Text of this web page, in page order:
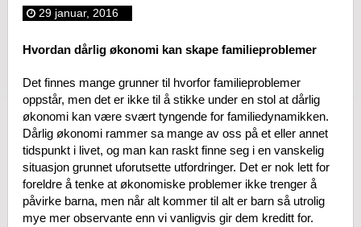
29 januar, 2016
Hvordan dårlig økonomi kan skape familieproblemer
Det finnes mange grunner til hvorfor familieproblemer
oppstår, men det er ikke til å stikke under en stol at dårlig
økonomi kan være svært tyngende for familiedynamikken.
Dårlig økonomi rammer sa mange av oss på et eller annet
tidspunkt i livet, og man kan raskt finne seg i en vanskelig
situasjon grunnet uforutsette utfordringer. Det er nok lett for
foreldre å tenke at økonomiske problemer ikke trenger å
påvirke barna, men når alt kommer til alt er barn så utrolig
mye mer observante enn vi vanligvis gir dem kreditt for.